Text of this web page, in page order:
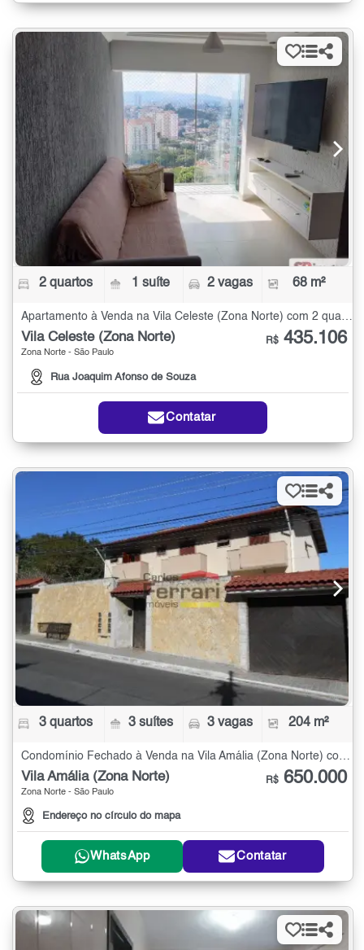
2 quartos 1 suíte 2 vagas 68 m²
Apartamento à Venda na Vila Celeste (Zona Norte) com 2 quartos - 68 m²
Vila Celeste (Zona Norte)
Zona Norte - São Paulo
Rua Joaquim Afonso de Souza
R$ 435.106
Contatar
3 quartos 3 suítes 3 vagas 204 m²
Vila Amália (Zona Norte)
Zona Norte - São Paulo
Endereço no círculo do mapa
R$ 650.000
WhatsApp Contatar